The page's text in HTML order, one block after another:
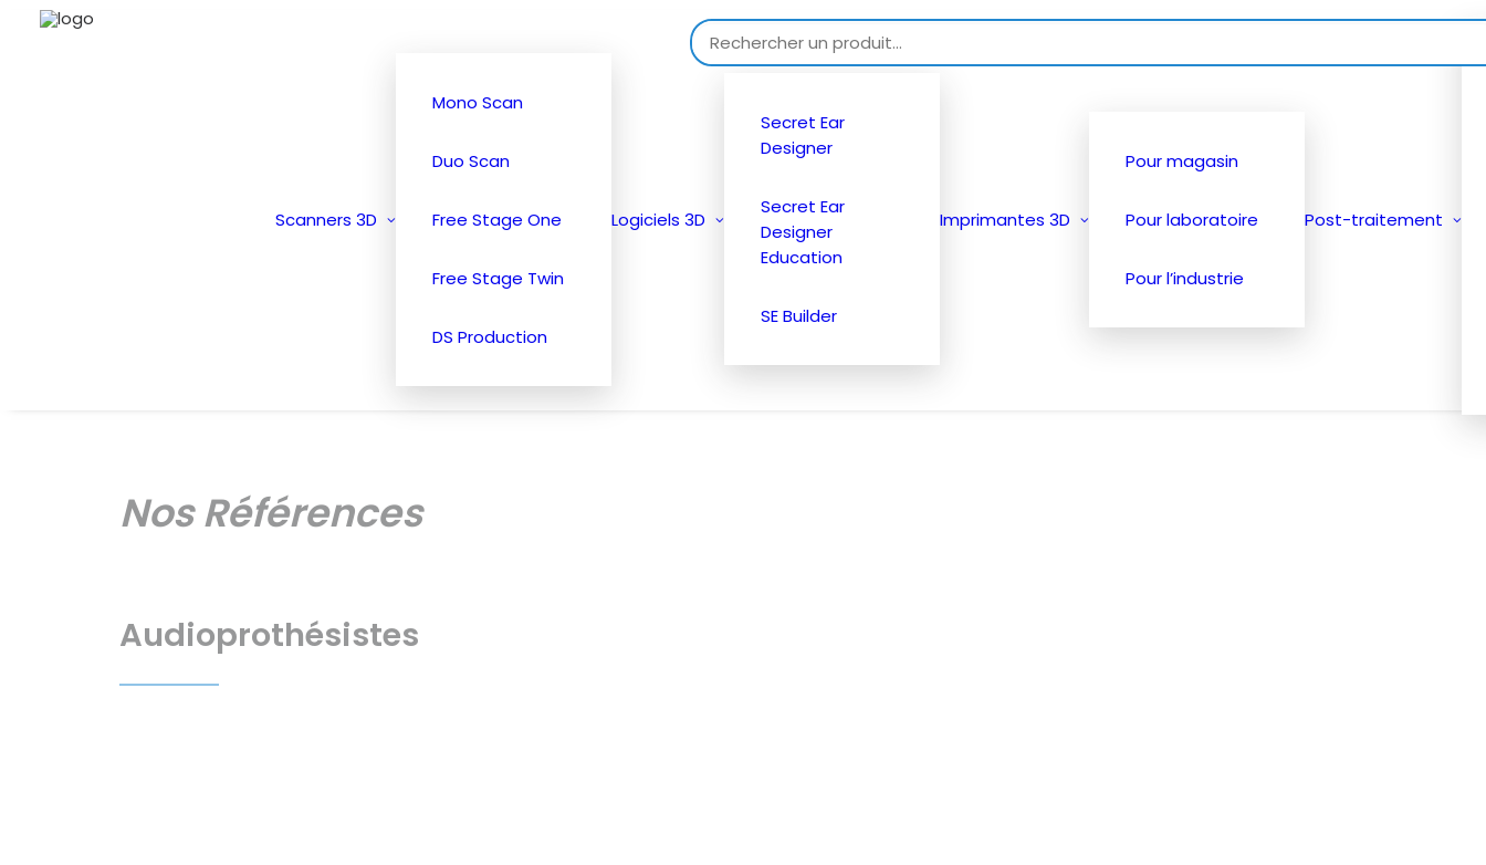
Scanners 3D
Mono Scan
Duo Scan
Free Stage One
Free Stage Twin
DS Production
Logiciels 3D
Secret Ear
Designer
Secret Ear
Designer
Education
SE Builder
Imprimantes 3D
Pour magasin
Pour laboratoire
Pour l’industrie
Post-traitement
Search for:
Nos Références
Audioprothésistes